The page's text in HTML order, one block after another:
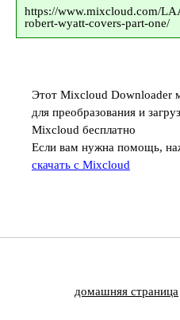
https://www.mixcloud.com/
robert-wyatt-covers-part-one/
Этот Mixcloud Downloader
для преобразования и
Mixcloud бесплатно
Если вам нужна помощь,
скачать с Mixcloud
домашняя страница